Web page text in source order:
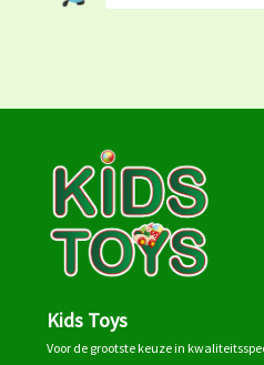
Kids Toys
Voor de grootste keuze in